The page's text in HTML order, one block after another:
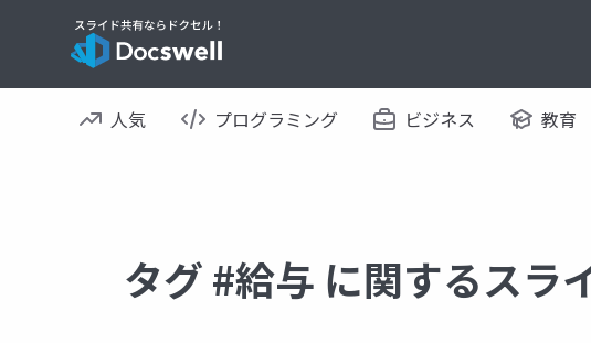
人気 プログラミング ビジネス 教育
タグ #給与 に関するスラ